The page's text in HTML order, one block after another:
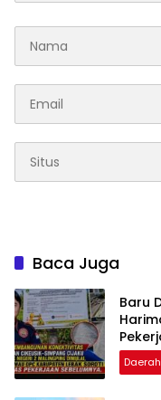
Baca Juga
Baru
Cijaku
Daerah